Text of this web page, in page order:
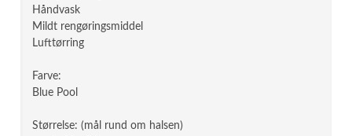
Håndvask
Mildt rengøringsmiddel
Lufttørring
Farve:
Blue Pool
Størrelse: (mål rund om halsen)